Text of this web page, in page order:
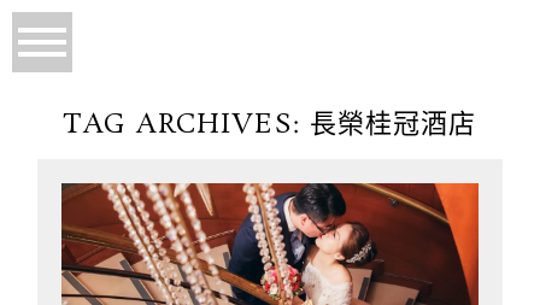
TAG ARCHIVES: 長榮桂冠酒店